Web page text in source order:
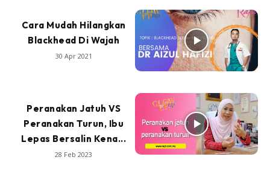
Cara Mudah Hilangkan
Blackhead Di Wajah
30 Apr 2021
Peranakan Jatuh VS
Peranakan Turun, Ibu
Lepas Bersalin Kena...
28 Feb 2023